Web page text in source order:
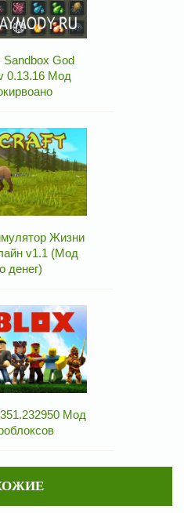
Sandbox God
0.13.16 Мод
Жизни
v1.1 (Мод
денег)
Мод